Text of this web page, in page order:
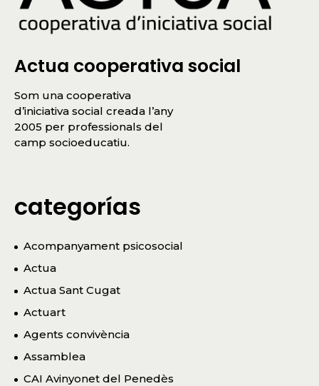
Actua cooperativa social
Som una cooperativa
d’iniciativa social creada l’any
2005 per professionals del
camp socioeducatiu.
categorías
Acompanyament psicosocial
Actua
Actua Sant Cugat
Actuart
Agents convivència
Assamblea
CAI Avinyonet del Penedès